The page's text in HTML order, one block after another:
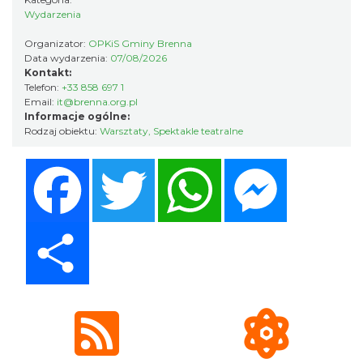
Święto Zielin - wykład i warsztaty: bukiety
na Zielną
Brenna
6.48 km
Festiwal Zderzenia Gatunków & Moto
Granda 2026
2026-08-07
Wydarzenia
Organizator: OPKiS Gminy Brenna
Data wydarzenia: 07/08/2026
Kontakt:
Telefon: +33 858 697 1
Email: it@brenna.org.pl
Informacje ogólne:
Rodzaj obiektu: Warsztaty, Spektakle teatralne
Twitter WhatsApp